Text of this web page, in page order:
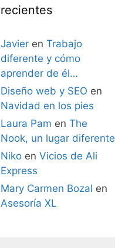
recientes
Javier en Trabajo
diferente y cómo
aprender de él…
Diseño web y SEO en
Navidad en los pies
Laura Pam en The
Nook, un lugar diferente
Niko en Vicios de Ali
Express
Mary Carmen Bozal en
Asesoría XL